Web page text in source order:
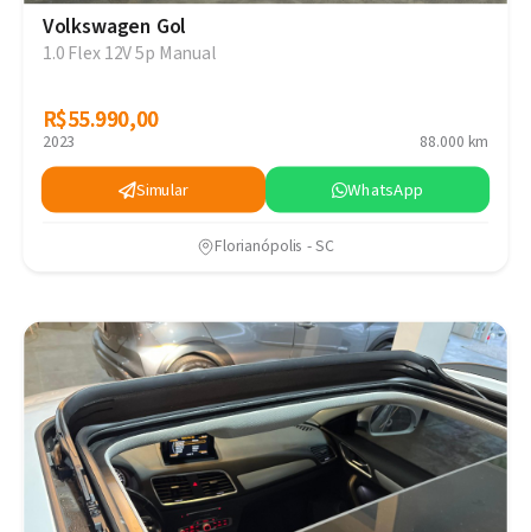
Volkswagen Gol
1.0 Flex 12V 5p Manual
R$55.990,00
R$55.990,00
2023 88.000 km
Simular WhatsApp
Florianópolis - SC